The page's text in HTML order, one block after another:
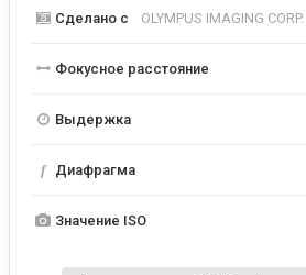
Сделано с OLYMPUS IMAGING
Фокусное расстояние
Выдержка
f Диафрагма
Значение ISO